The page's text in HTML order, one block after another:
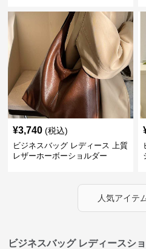
¥3,740 (税込)
ビジネスバッグ レディース 上質
レザーホーボーショルダー
人気アイテ
ビジネスバッグ レディースシ